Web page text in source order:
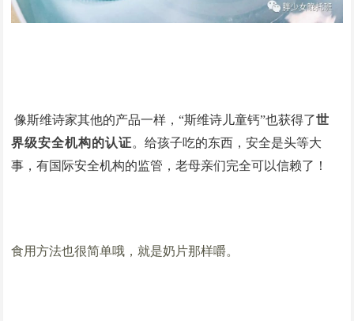
像斯维诗家其他的产品一样，“斯维诗儿童钙”也获得了世
界级安全机构的认证。给孩子吃的东西，安全是头等大
事，有国际安全机构的监管，老母亲们完全可以信赖了！
食用方法也很简单哦，就是奶片那样嚼。